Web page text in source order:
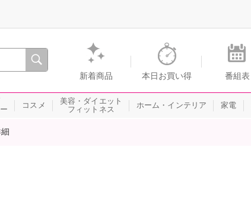
を。通販・テレビショッピングのショップチャンネル
新着商品 本日お買い得 番組表
コスメ
美容・ダイエット
フィットネス
ホーム・インテリア 家電